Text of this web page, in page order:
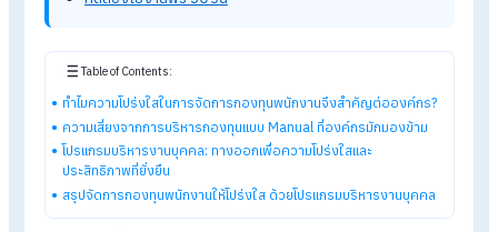
เพื่อแก้ปัญหานี้ องค์กรยุคใหม่จึงเริ่มหันมาใช้โปรแกรมบริหาร
บุคคล (HRIS)เพื่อเปลี่ยนการจัดการกองทุนให้เป็นระบบ โปร่งใส
และตรวจสอบได้ทุกขั้นตอน
รู้จักโปรแกรม HR ของ HumanSoft เพิ่มเติม